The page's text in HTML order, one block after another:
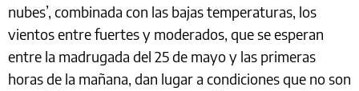
nubes’, combinada con las bajas temperaturas, los
vientos entre fuertes y moderados, que se esperan
entre la madrugada del 25 de mayo y las primeras
horas de la mañana, dan lugar a condiciones que no son